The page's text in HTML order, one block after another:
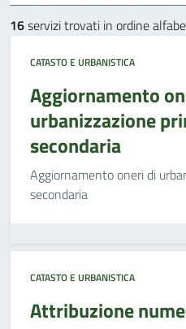
16servizi trovati in ordine
CATASTO E URBANISTICA
Aggiornamento
urbanizzazione
secondaria
Aggiornamento oneri di
secondaria
CATASTO E URBANISTICA
Attribuzione